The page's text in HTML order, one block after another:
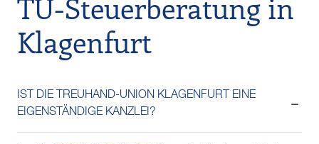
TU-Steuerberatung in
Klagenfurt
IST DIE TREUHAND-UNION KLAGENFURT EINE
EIGENSTÄNDIGE KANZLEI?